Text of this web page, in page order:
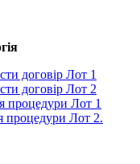
договір Лот 1
договір Лот 2
процедури Лот 1
процедури Лот 2.